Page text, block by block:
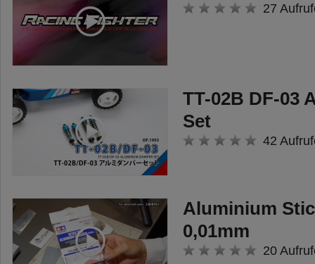
Hinterachsen ab. Ein
detailgetreuer Aluminium-
Leiterrahmen verleiht dem Modell
Flexibilität. Am hinterem Teil des
Rahmens kann ein Zugmaul (z.B.
Carson 500907182) angebaut
werden und damit Anhänger
Mit der optional erhältlichen
Multifunktionseinheit können
27
TT-02B DF-03
Set
42
Aluminium
0,01mm
20